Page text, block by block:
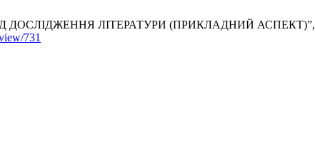
ДОСЛІДЖЕННЯ ЛІТЕРАТУРИ (ПРИКЛАДНИЙ АСПЕКТ)”,
731